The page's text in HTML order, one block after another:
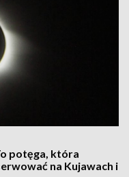
potęga, która
na Kujawach i